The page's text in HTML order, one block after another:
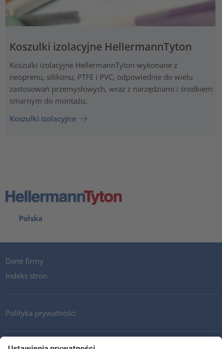
Koszulki izolacyjne HellermannTyton
Koszulki izolacyjne HellermannTyton wykonane z
neoprenu, silikonu, PTFE i PVC, odpowiednie do wielu
zastosowań przemysłowych, wraz z narzędziami i środkiem
smarnym do montażu.
Koszulki izolacyjne
Polska
Dane firmy
Indeks stron
Polityka prywatności